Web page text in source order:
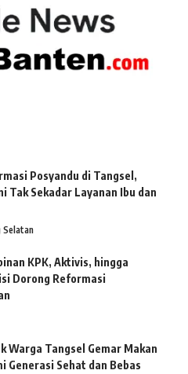
Posyandu di Tangsel,
Tak Sekadar Layanan Ibu dan
Selatan
KPK, Aktivis, hingga
Dorong Reformasi
Warga Tangsel Gemar Makan
Generasi Sehat dan Bebas